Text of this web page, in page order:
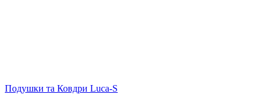
Подушки та Ковдри Luca-S